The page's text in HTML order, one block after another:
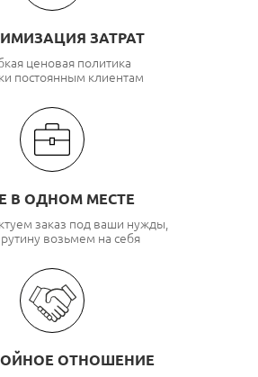
ЗАТРАТ
ценовая политика
постоянным клиентам
В ОДНОМ МЕСТЕ
заказ под ваши нужды,
возьмем на себя
ОТНОШЕНИЕ